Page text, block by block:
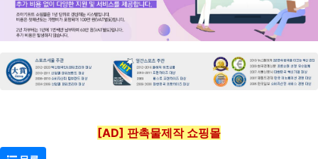
[AD] 판촉물제작 쇼핑몰